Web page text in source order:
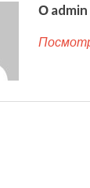
О admin